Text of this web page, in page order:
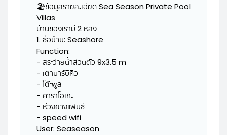
🏖ข้อมูลรายละเอียด Sea Season Private Pool
Villas
บ้านของเรามี 2 หลัง
1. ชื่อบ้าน: Seashore
Function:
- สระว่ายน้ำส่วนตัว 9x3.5 m
- เตาบาร์บิคิว
- โต๊ะพูล
- คาราโอเกะ
- ห่วงยางแฟนซี
- speed wifi
User: Seaseason